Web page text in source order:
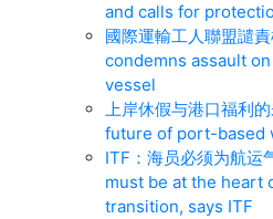
and calls for
國際運輸工人聯盟譴
condemns assault
vessel
上岸休假与港口福利
future of port-based
ITF：海员必须为航运
must be at the heart
transition, says ITF